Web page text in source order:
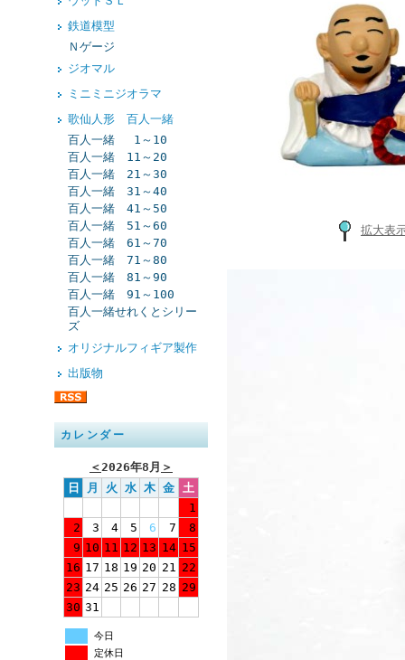
鉄道模型
Ｎゲージ
ジオマル
ミニミニジオラマ
歌仙人形 百人一緒
百人一緒 1～10
百人一緒 11～20
百人一緒 21～30
百人一緒 31～40
百人一緒 41～50
百人一緒 51～60
百人一緒 61～70
百人一緒 71～80
百人一緒 81～90
百人一緒 91～100
百人一緒せれくとシリー
ズ
オリジナルフィギア製作
出版物
カレンダー
＜2026年8月 ＞
日
月 火 水 木 金 土
1
2
3 4 5 6 7
8
9 10 11 12 13 14 15
16 17 18 19 20 21 22
23 24 25 26 27 28 29
30 31
今日
定休日
拡大表